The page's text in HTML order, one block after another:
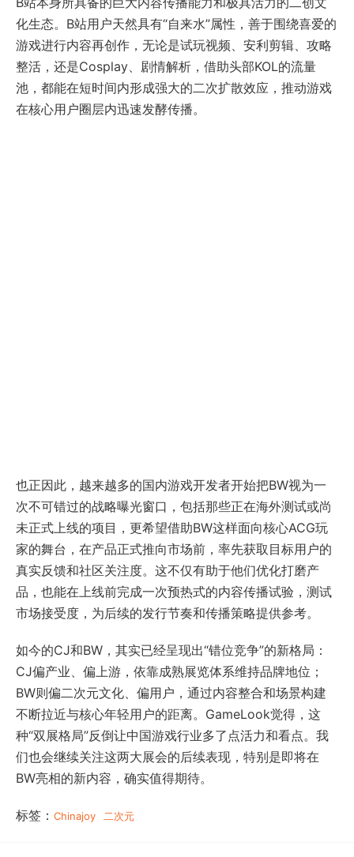
化生态。B站用户天然具有“自来水”属性，善于围绕喜爱的
游戏进行内容再创作，无论是试玩视频、安利剪辑、攻略
整活，还是Cosplay、剧情解析，借助头部KOL的流量
池，都能在短时间内形成强大的二次扩散效应，推动游戏
在核心用户圈层内迅速发酵传播。
也正因此，越来越多的国内游戏开发者开始把BW视为一
次不可错过的战略曝光窗口，包括那些正在海外测试或尚
未正式上线的项目，更希望借助BW这样面向核心ACG玩
家的舞台，在产品正式推向市场前，率先获取目标用户的
真实反馈和社区关注度。这不仅有助于他们优化打磨产
品，也能在上线前完成一次预热式的内容传播试验，测试
市场接受度，为后续的发行节奏和传播策略提供参考。
如今的CJ和BW，其实已经呈现出“错位竞争”的新格局：
CJ偏产业、偏上游，依靠成熟展览体系维持品牌地位；
BW则偏二次元文化、偏用户，通过内容整合和场景构建
不断拉近与核心年轻用户的距离。GameLook觉得，这
种“双展格局”反倒让中国游戏行业多了点活力和看点。我
们也会继续关注这两大展会的后续表现，特别是即将在
BW亮相的新内容，确实值得期待。
标签： Chinajoy 二次元